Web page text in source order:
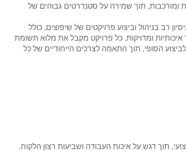
ומורכבות, תוך שמירה על סטנדרטים גבוהים של
רב בניהול וביצוע פרויקטים של שיפוצים, כולל
איכותיות ומדויקות. כל פרויקט מקבל את מלוא תשומת
הסופי, תוך התאמה לצרכים הייחודיים של כל
תוך דגש על איכות העבודה ושביעות רצון הלקוח.